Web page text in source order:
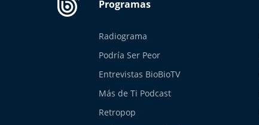
Radiograma
Podría Ser Peor
Entrevistas BioBioTV
Más de Ti Podcast
Retropop